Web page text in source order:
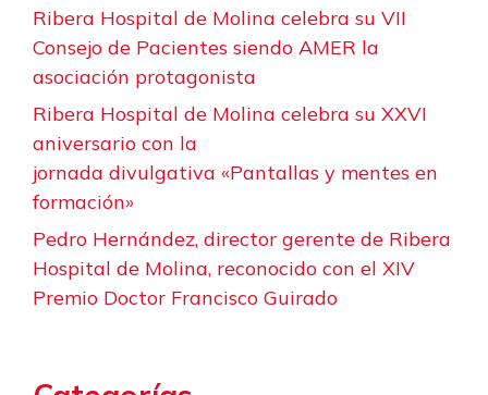
Ribera Hospital de Molina celebra su VII
Consejo de Pacientes siendo AMER la
asociación protagonista
Ribera Hospital de Molina celebra su XXVI
aniversario con la
jornada divulgativa «Pantallas y mentes en
formación»
Pedro Hernández, director gerente de Ribera
Hospital de Molina, reconocido con el XIV
Premio Doctor Francisco Guirado